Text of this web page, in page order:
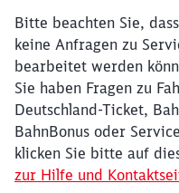
Bitte beachten Sie,
keine Anfragen zu
bearbeitet werden
Sie haben Fragen zu
Deutschland-Ticket,
BahnBonus oder
klicken Sie bitte auf
zur Hilfe und
Möchten Sie